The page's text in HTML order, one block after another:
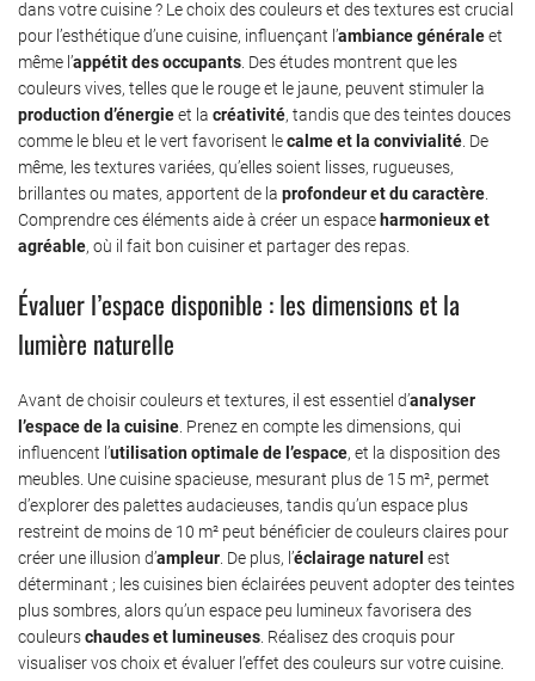
dans votre cuisine ? Le choix des couleurs et des textures est crucial
pour l’esthétique d’une cuisine, influençant l’ambiance généraleet
même l’appétit des occupants . Des études montrent que les
couleurs vives, telles que le rouge et le jaune, peuvent stimuler la
production d’énergieet la créativité, tandis que des teintes douces
comme le bleu et le vert favorisent lecalme et la convivialité . De
même, les textures variées, qu’elles soient lisses, rugueuses,
brillantes ou mates, apportent de la profondeur et du caractère
Comprendre ces éléments aide à créer un espace harmonieux et
agréable, où il fait bon cuisiner et partager des repas.
Évaluer l’espace disponible : les dimensions et la
lumière naturelle
Avant de choisir couleurs et textures, il est essentiel d’analyser
l’espace de la cuisine . Prenez en compte les dimensions, qui
influencent l’utilisation optimale de l’espace, et la disposition des
meubles. Une cuisine spacieuse, mesurant plus de 15 m², permet
d’explorer des palettes audacieuses, tandis qu’un espace plus
restreint de moins de 10 m² peut bénéficier de couleurs claires pour
créer une illusion d’ampleur . De plus, l’éclairage naturel est
déterminant ; les cuisines bien éclairées peuvent adopter des teintes
plus sombres, alors qu’un espace peu lumineux favorisera des
couleurschaudes et lumineuses . Réalisez des croquis pour
visualiser vos choix et évaluer l’effet des couleurs sur votre cuisine.